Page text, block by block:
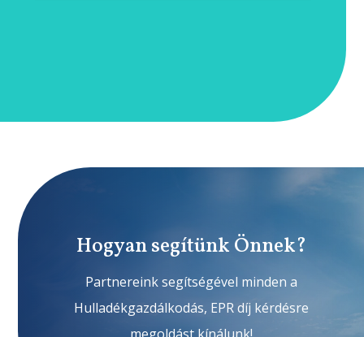
Hogyan segítünk Önnek?
Partnereink segítségével minden a
Hulladékgazdálkodás, EPR díj kérdésre
megoldást kínálunk!